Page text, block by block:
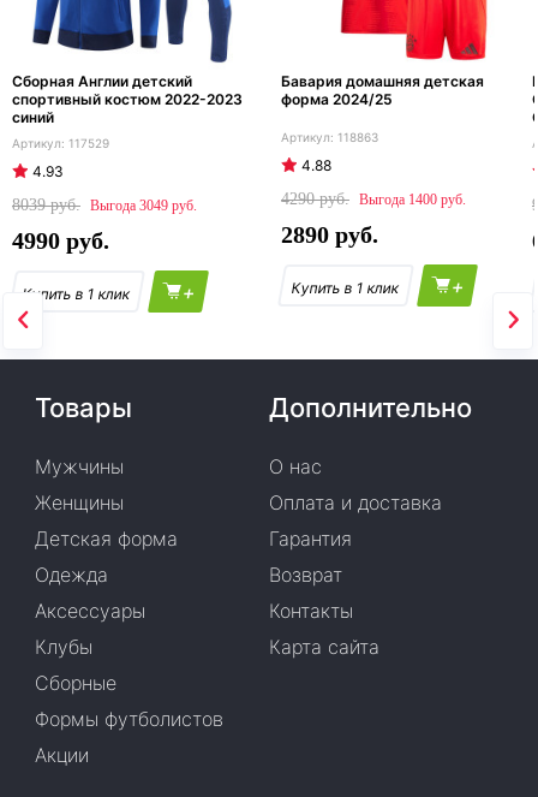
Сборная Англии детский
спортивный костюм 2022-2023
синий
117529
4.93
8039
3049
4990
+
Бавария домашняя детская
форма 2024/25
118863
4.88
4290
1400
2890
+
Товары
Мужчины
Женщины
Детская форма
Одежда
Аксессуары
Клубы
Сборные
Формы футболистов
Акции
Дополнительно
О нас
Оплата и доставка
Гарантия
Возврат
Контакты
Карта сайта